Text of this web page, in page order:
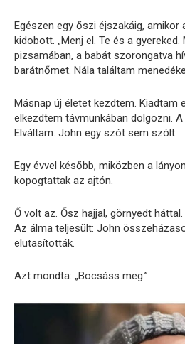
Egészen egy őszi éjszakáig, amikor
kidobott. „Menj el. Te és a gyereked.
pizsamában, a babát szorongatva
barátnőmet. Nála találtam
Másnap új életet kezdtem. Kiadtam
elkezdtem távmunkában dolgozni.
Elváltam. John egy szót sem szólt.
Egy évvel később, miközben a
kopogtattak az ajtón.
Ő volt az. Ősz hajjal, görnyedt
Az álma teljesült: John
elutasították.
Azt mondta: „Bocsáss meg.”